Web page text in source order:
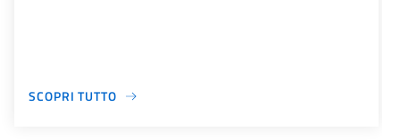
SCOPRI TUTTO